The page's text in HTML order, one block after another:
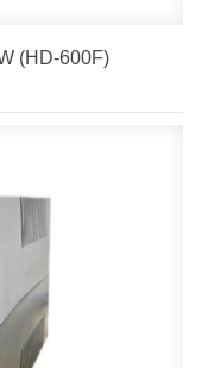
(HD-600F)